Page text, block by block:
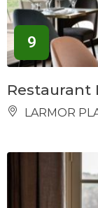
9
Restaurant
LARMOR